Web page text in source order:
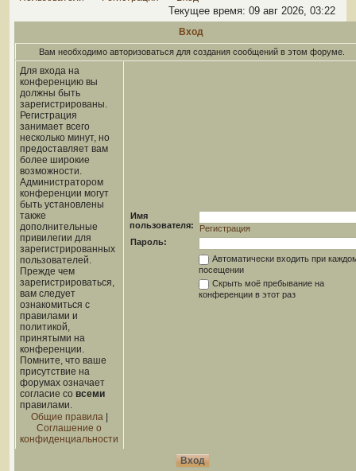
Текущее время: 09 авг 2026, 03:22
Вход
Вам необходимо авторизоваться для создания сообщений в этом форуме.
Для входа на
конференцию вы
должны быть
зарегистрированы.
Регистрация
занимает всего
несколько минут, но
предоставляет вам
более широкие
возможности.
Администратором
конференции могут
быть установлены
также
дополнительные
привилегии для
зарегистрированных
пользователей.
Прежде чем
зарегистрироваться,
вам следует
ознакомиться с
правилами и
политикой,
принятыми на
конференции.
Помните, что ваше
присутствие на
форумах означает
согласие со всеми
правилами.
Общие правила|
Соглашение о
конфиденциальности
Имя
пользователя:
Регистрация
Пароль:
Автоматически входить при
посещении
Скрыть моё пребывание на
конференции в этот раз